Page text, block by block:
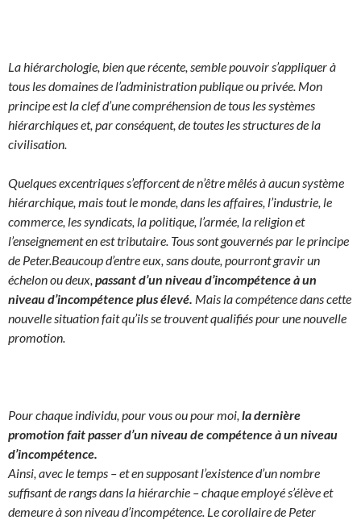
La hiérarchologie, bien que récente, semble pouvoir s’appliquer à
tous les domaines de l’administration publique ou privée. Mon
principe est la clef d’une compréhension de tous les systèmes
hiérarchiques et, par conséquent, de toutes les structures de la
civilisation.
Quelques excentriques s’efforcent de n’être mêlés à aucun système
hiérarchique, mais tout le monde, dans les affaires, l’industrie, le
commerce, les syndicats, la politique, l’armée, la religion et
l’enseignement en est tributaire. Tous sont gouvernés par le principe
de Peter.Beaucoup d’entre eux, sans doute, pourront gravir un
échelon ou deux, passant d’un niveau d’incompétence à un
niveau d’incompétence plus élevé. Mais la compétence dans cette
nouvelle situation fait qu’ils se trouvent qualifiés pour une nouvelle
promotion.
Pour chaque individu, pour vous ou pour moi, la dernière
promotion fait passer d’un niveau de compétence à un niveau
d’incompétence.
Ainsi, avec le temps – et en supposant l’existence d’un nombre
suffisant de rangs dans la hiérarchie – chaque employé s’élève et
demeure à son niveau d’incompétence. Le corollaire de Peter